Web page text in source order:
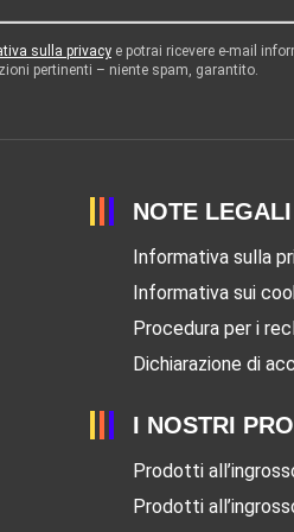
sulla privacy e potrai ricevere e-mail
pertinenti – niente spam, garantito.
NOTE LEGALI
Informativa sulla
Informativa sui
Procedura per i
Dichiarazione di
I NOSTRI
Prodotti
Prodotti